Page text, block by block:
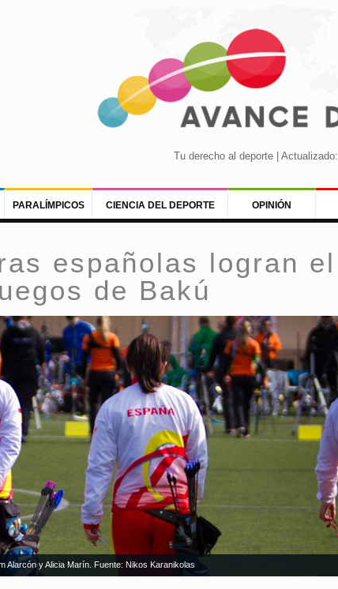
Tu derecho al deporte |
PARALÍMPICOS CIENCIA DEL DEPORTE OPINIÓN
españolas logran
de Bakú
Alarcón y Alicia Marín. Fuente: Nikos Karanikolas